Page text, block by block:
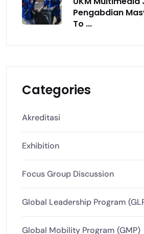
Pengabdian
To ...
Categories
Akreditasi
Exhibition
Focus Group Discussion
Global Leadership Program
Global Mobility Program (GMP)